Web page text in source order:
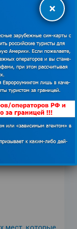
ЗАПИСЬ
в
в Европе.
×